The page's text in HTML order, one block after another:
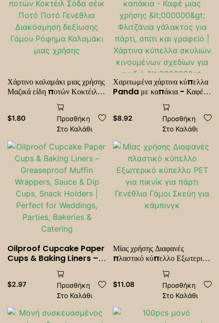
Χάρτινο καλαμάκι μιας χρήσης
Μαζικά είδη ποτών Κοκτέιλ
Σόδα σέικ Ποτό Ποτό
Γενέθλια Διακόσμηση
δεξίωσης Γάμου Ρόφημα
Καλαμάκι μιας χρήσης
$1.80
Προσθήκη
Στο Καλάθι
Χαριτωμένα χάρτινα κύπελλα
Panda με καπάκια - Καφέ
μιας χρήσης <000000>
Φλιτζάνια γάλακτος για πάρτι,
σπίτι και γραφείο | Χάρτινα
κύπελλα σκυλιών κινουμένων
σχεδίων για παιδιά
<000000> Ενήλικες
$8.92
Προσθήκη
Στο Καλάθι
Oilproof Cupcake Paper
Cups & Baking Liners –
Greaseproof Muffin
Wrappers, Sauce & Dip
Cups, Snack Holders |
Perfect for Weddings,
Parties, Bakeries &
Catering
$2.97
Προσθήκη
Στο Καλάθι
Μίας χρήσης Διαφανές
πλαστικό κύπελλο Εξωτερικό
κύπελλο PET για πικνίκ για
πάρτι Γενέθλια Γάμοι Σκεύη
για κάμπινγκ
$11.08
Προσθήκη
Στο Καλάθι